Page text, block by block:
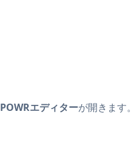
POWRエディターが開きます